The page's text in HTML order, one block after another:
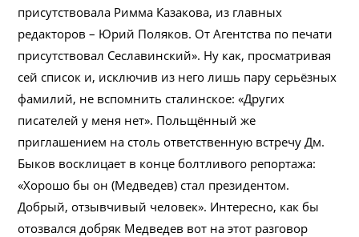
присутствовала Римма Казакова, из главных
редакторов – Юрий Поляков. От Агентства по печати
присутствовал Сеславинский». Ну как, просматривая
сей список и, исключив из него лишь пару серьёзных
фамилий, не вспомнить сталинское: «Других
писателей у меня нет». Польщённый же
приглашением на столь ответственную встречу Дм.
Быков восклицает в конце болтливого репортажа:
«Хорошо бы он (Медведев) стал президентом.
Добрый, отзывчивый человек». Интересно, как бы
отозвался добряк Медведев вот на этот разговор